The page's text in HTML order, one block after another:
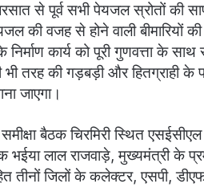
से पूर्व सभी पेयजल स्रोतों की
की वजह से होने वाली बीमारियों की
कार्य को पूरी गुणवत्ता के
भी तरह की गड़बड़ी और हितग्राही के
जाएगा।
बैठक चिरमिरी स्थित
भईया लाल राजवाड़े, मुख्यमंत्री के
तीनों जिलों के कलेक्टर, एसपी,